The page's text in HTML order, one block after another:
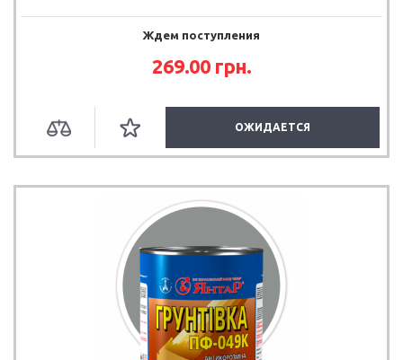
Ждем поступления
269.00 грн.
ОЖИДАЕТСЯ